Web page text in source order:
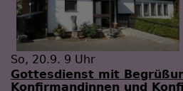
So, 20.9. 9 Uhr
Gottesdienst mit
Konfirmandinnen und